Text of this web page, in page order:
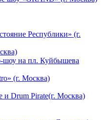
Республики» (г.
шоу на пл. Куйбышева
(г. Москва)
Drum Pirate(г. Москва)